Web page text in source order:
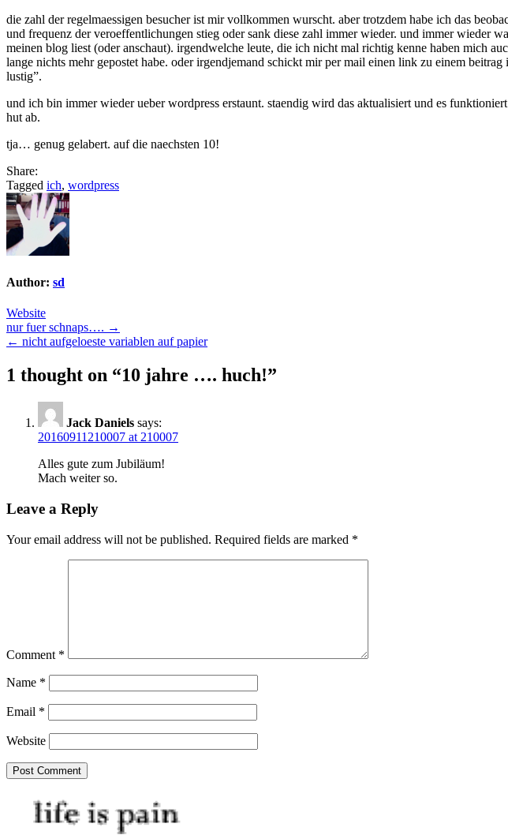
die zahl der regelmaessigen besucher ist mir vollkommen wurscht. aber trotzdem habe ich das
und frequenz der veroeffentlichungen stieg oder sank diese zahl immer wieder. und immer wieder
meinen blog liest (oder anschaut). irgendwelche leute, die ich nicht mal richtig kenne haben mich
lange nichts mehr gepostet habe. oder irgendjemand schickt mir per mail einen link zu einem
lustig”.
und ich bin immer wieder ueber wordpress erstaunt. staendig wird das aktualisiert und es
hut ab.
tja… genug gelabert. auf die naechsten 10!
Share:
Tagged ich, wordpress
Author: sd
Website
Post
navigation
nur fuer schnaps…. →
← nicht aufgeloeste variablen auf papier
1 thought on “10 jahre …. huch!”
Jack Daniels says:
20160911210007 at 210007
Alles gute zum Jubiläum!
Mach weiter so.
Leave a Reply
Your email address will not be published. Required fields are marked *
Comment *
Name *
Email *
Website